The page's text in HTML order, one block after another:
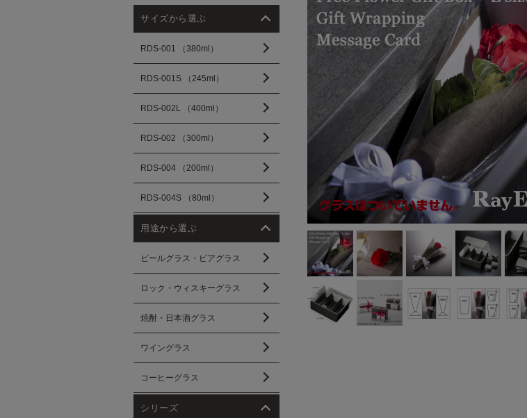
サイズから選ぶ
RDS-001 （380ml）
RDS-001S （245ml）
RDS-002L （400ml）
RDS-002 （300ml）
RDS-004 （200ml）
RDS-004S （80ml）
用途から選ぶ
ビールグラス・ビアグラス
ロック・ウィスキーグラス
焼酎・日本酒グラス
ワイングラス
コーヒーグラス
シリーズ